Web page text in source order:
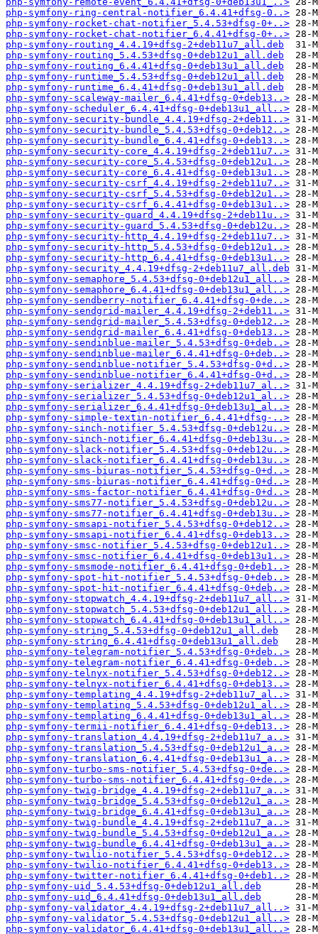
php-symfony-ring-central-notifier_6.4.41+dfsg-0..>
php-symfony-rocket-chat-notifier_5.4.53+dfsg-0+..>
php-symfony-rocket-chat-notifier_6.4.41+dfsg-0+..>
php-symfony-routing_4.4.19+dfsg-2+deb11u7_all.deb
php-symfony-routing_5.4.53+dfsg-0+deb12u1_all.deb
php-symfony-routing_6.4.41+dfsg-0+deb13u1_all.deb
php-symfony-runtime_5.4.53+dfsg-0+deb12u1_all.deb
php-symfony-runtime_6.4.41+dfsg-0+deb13u1_all.deb
php-symfony-scaleway-mailer_6.4.41+dfsg-0+deb13..>
php-symfony-scheduler_6.4.41+dfsg-0+deb13u1_all..>
php-symfony-security-bundle_4.4.19+dfsg-2+deb11..>
php-symfony-security-bundle_5.4.53+dfsg-0+deb12..>
php-symfony-security-bundle_6.4.41+dfsg-0+deb13..>
php-symfony-security-core_4.4.19+dfsg-2+deb11u7..>
php-symfony-security-core_5.4.53+dfsg-0+deb12u1..>
php-symfony-security-core_6.4.41+dfsg-0+deb13u1..>
php-symfony-security-csrf_4.4.19+dfsg-2+deb11u7..>
php-symfony-security-csrf_5.4.53+dfsg-0+deb12u1..>
php-symfony-security-csrf_6.4.41+dfsg-0+deb13u1..>
php-symfony-security-guard_4.4.19+dfsg-2+deb11u..>
php-symfony-security-guard_5.4.53+dfsg-0+deb12u..>
php-symfony-security-http_4.4.19+dfsg-2+deb11u7..>
php-symfony-security-http_5.4.53+dfsg-0+deb12u1..>
php-symfony-security-http_6.4.41+dfsg-0+deb13u1..>
php-symfony-security_4.4.19+dfsg-2+deb11u7_all.deb
php-symfony-semaphore_5.4.53+dfsg-0+deb12u1_all..>
php-symfony-semaphore_6.4.41+dfsg-0+deb13u1_all..>
php-symfony-sendberry-notifier_6.4.41+dfsg-0+de..>
php-symfony-sendgrid-mailer_4.4.19+dfsg-2+deb11..>
php-symfony-sendgrid-mailer_5.4.53+dfsg-0+deb12..>
php-symfony-sendgrid-mailer_6.4.41+dfsg-0+deb13..>
php-symfony-sendinblue-mailer_5.4.53+dfsg-0+deb..>
php-symfony-sendinblue-mailer_6.4.41+dfsg-0+deb..>
php-symfony-sendinblue-notifier_5.4.53+dfsg-0+d..>
php-symfony-sendinblue-notifier_6.4.41+dfsg-0+d..>
php-symfony-serializer_4.4.19+dfsg-2+deb11u7_al..>
php-symfony-serializer_5.4.53+dfsg-0+deb12u1_al..>
php-symfony-serializer_6.4.41+dfsg-0+deb13u1_al..>
php-symfony-simple-textin-notifier_6.4.41+dfsg-..>
php-symfony-sinch-notifier_5.4.53+dfsg-0+deb12u..>
php-symfony-sinch-notifier_6.4.41+dfsg-0+deb13u..>
php-symfony-slack-notifier_5.4.53+dfsg-0+deb12u..>
php-symfony-slack-notifier_6.4.41+dfsg-0+deb13u..>
php-symfony-sms-biuras-notifier_5.4.53+dfsg-0+d..>
php-symfony-sms-biuras-notifier_6.4.41+dfsg-0+d..>
php-symfony-sms-factor-notifier_6.4.41+dfsg-0+d..>
php-symfony-sms77-notifier_5.4.53+dfsg-0+deb12u..>
php-symfony-sms77-notifier_6.4.41+dfsg-0+deb13u..>
php-symfony-smsapi-notifier_5.4.53+dfsg-0+deb12..>
php-symfony-smsapi-notifier_6.4.41+dfsg-0+deb13..>
php-symfony-smsc-notifier_5.4.53+dfsg-0+deb12u1..>
php-symfony-smsc-notifier_6.4.41+dfsg-0+deb13u1..>
php-symfony-smsmode-notifier_6.4.41+dfsg-0+deb1..>
php-symfony-spot-hit-notifier_5.4.53+dfsg-0+deb..>
php-symfony-spot-hit-notifier_6.4.41+dfsg-0+deb..>
php-symfony-stopwatch_4.4.19+dfsg-2+deb11u7_all..>
php-symfony-stopwatch_5.4.53+dfsg-0+deb12u1_all..>
php-symfony-stopwatch_6.4.41+dfsg-0+deb13u1_all..>
php-symfony-string_5.4.53+dfsg-0+deb12u1_all.deb
php-symfony-string_6.4.41+dfsg-0+deb13u1_all.deb
php-symfony-telegram-notifier_5.4.53+dfsg-0+deb..>
php-symfony-telegram-notifier_6.4.41+dfsg-0+deb..>
php-symfony-telnyx-notifier_5.4.53+dfsg-0+deb12..>
php-symfony-telnyx-notifier_6.4.41+dfsg-0+deb13..>
php-symfony-templating_4.4.19+dfsg-2+deb11u7_al..>
php-symfony-templating_5.4.53+dfsg-0+deb12u1_al..>
php-symfony-templating_6.4.41+dfsg-0+deb13u1_al..>
php-symfony-termii-notifier_6.4.41+dfsg-0+deb13..>
php-symfony-translation_4.4.19+dfsg-2+deb11u7_a..>
php-symfony-translation_5.4.53+dfsg-0+deb12u1_a..>
php-symfony-translation_6.4.41+dfsg-0+deb13u1_a..>
php-symfony-turbo-sms-notifier_5.4.53+dfsg-0+de..>
php-symfony-turbo-sms-notifier_6.4.41+dfsg-0+de..>
php-symfony-twig-bridge_4.4.19+dfsg-2+deb11u7_a..>
php-symfony-twig-bridge_5.4.53+dfsg-0+deb12u1_a..>
php-symfony-twig-bridge_6.4.41+dfsg-0+deb13u1_a..>
php-symfony-twig-bundle_4.4.19+dfsg-2+deb11u7_a..>
php-symfony-twig-bundle_5.4.53+dfsg-0+deb12u1_a..>
php-symfony-twig-bundle_6.4.41+dfsg-0+deb13u1_a..>
php-symfony-twilio-notifier_5.4.53+dfsg-0+deb12..>
php-symfony-twilio-notifier_6.4.41+dfsg-0+deb13..>
php-symfony-twitter-notifier_6.4.41+dfsg-0+deb1..>
php-symfony-uid_5.4.53+dfsg-0+deb12u1_all.deb
php-symfony-uid_6.4.41+dfsg-0+deb13u1_all.deb
php-symfony-validator_4.4.19+dfsg-2+deb11u7_all..>
php-symfony-validator_5.4.53+dfsg-0+deb12u1_all..>
php-symfony-validator_6.4.41+dfsg-0+deb13u1_all..>